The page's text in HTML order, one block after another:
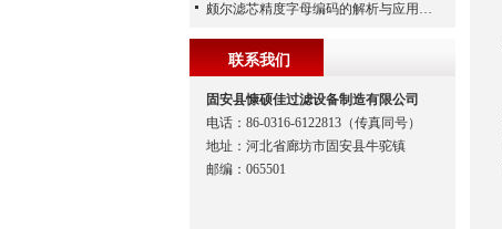
颇尔滤芯精度字母编码的解析与应用指南
联系我们
固安县慷硕佳过滤设备制造有限公司
电话：86-0316-6122813（传真同号）
地址：河北省廊坊市固安县牛驼镇
邮编：065501